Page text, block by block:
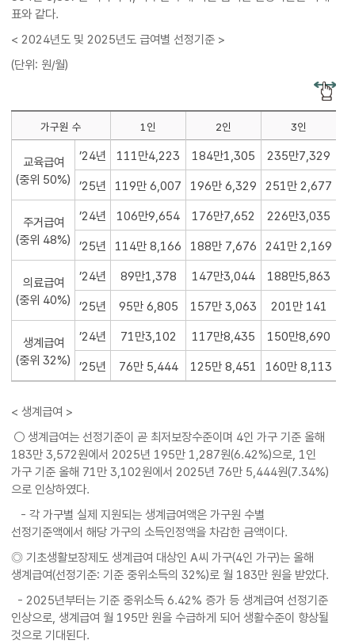
표와 같다.
< 2024년도 및 2025년도 급여별 선정기준 >
(단위: 원/월)
가구원 수 1인 2인 3인
교육급여
(중위 50%)
’24년 111만4,223 184만1,305 235만7,329
’25년
119만 6,007 196만 6,329 251만 2,677
주거급여
(중위 48%)
’24년 106만9,654 176만7,652 226만3,035
’25년
114만 8,166 188만 7,676 241만 2,169
의료급여
(중위 40%)
’24년 89만1,378 147만3,044 188만5,863
’25년
95만 6,805 157만 3,063 201만 141
생계급여
(중위 32%)
’24년 71만3,102 117만8,435 150만8,690
’25년
76만 5,444 125만 8,451 160만 8,113
< 생계급여 >
○ 생계급여는 선정기준이 곧 최저보장수준이며 4인 가구 기준 올해
183만 3,572원에서 2025년 195만 1,287원(6.42%)으로, 1인
가구 기준 올해 71만 3,102원에서 2025년 76만 5,444원(7.34%)
으로 인상하였다.
- 각 가구별 실제 지원되는 생계급여액은 가구원 수별
선정기준액에서 해당 가구의 소득인정액을 차감한 금액이다.
◎ 기초생활보장제도 생계급여 대상인 A씨 가구(4인 가구)는 올해
생계급여(선정기준: 기준 중위소득의 32%)로 월 183만 원을 받았다.
- 2025년부터는 기준 중위소득 6.42% 증가 등 생계급여 선정기준
인상으로, 생계급여 월 195만 원을 수급하게 되어 생활수준이 향상될
것으로 기대된다.